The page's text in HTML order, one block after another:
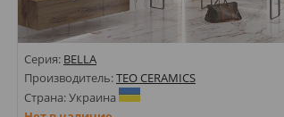
Серия: BELLA
Производитель:TEO CERAMICS
Страна: Украина